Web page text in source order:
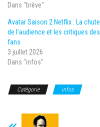
Dans "brève"
Avatar Saison 2 Netflix : La chute
de l’audience et les critiques des
fans
3 juillet 2026
Dans "infos"
Catégorie infos